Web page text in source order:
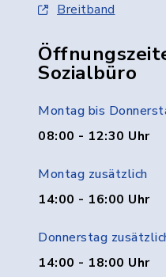
Breitband
Sozialbüro
Montag bis
08:00 - 12:30 Uhr
Montag zusätzlich
14:00 - 16:00 Uhr
Donnerstag
14:00 - 18:00 Uhr